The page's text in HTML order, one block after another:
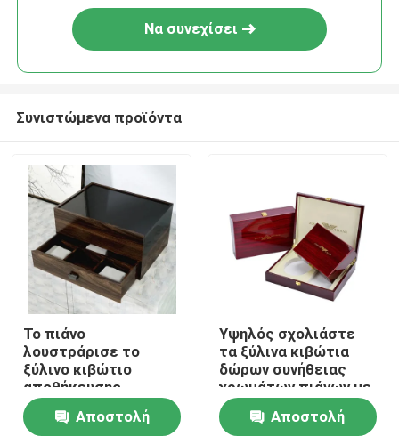
Σπίτι
Προϊόντα
βίντεο
Να συνεχίσει
Συνιστώμενα προϊόντα
Το πιάνο
λουστράρισε το
ξύλινο κιβώτιο
αποθήκευσης
κοσμήματος με το
ODM cOemΑποστολή
Υψηλός σχολιάστε
τα ξύλινα κιβώτια
δώρων συνήθειας
χρωμάτων πιάνων με
το λογότυπο λέιζερ
συνήθειαςΑποστολή